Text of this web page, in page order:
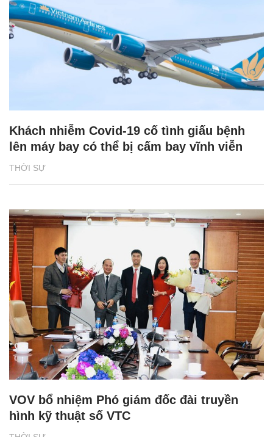
THỜI SỰ
Khách nhiễm Covid-19 cố tình giấu bệnh
lên máy bay có thể bị cấm bay vĩnh viễn
VOV bổ nhiệm Phó giám đốc đài truyền
hình kỹ thuật số VTC